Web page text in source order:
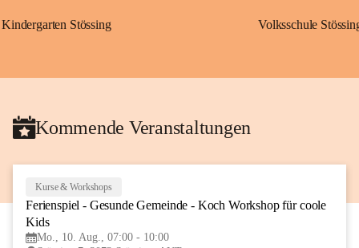
Kindergarten Stössing Volksschule
Kommende Veranstaltungen
AUG
Kurse & Workshops
Ferienspiel - Gesunde Gemeinde - Koch Workshop für coole
Kids
Mo., 10. Aug., 07:00 - 10:00